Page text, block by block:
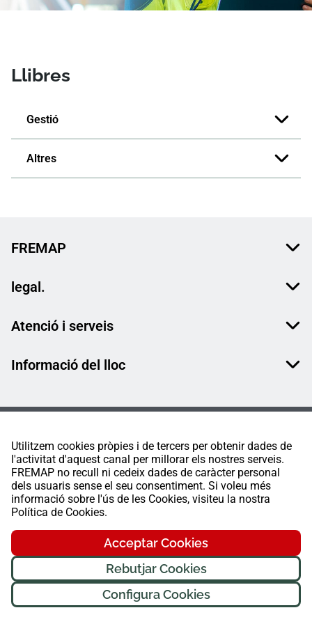
Utilitzem cookies pròpies i de tercers per obtenir dades de
l'activitat d'aquest canal per millorar els nostres serveis.
FREMAP no recull ni cedeix dades de caràcter personal
dels usuaris sense el seu consentiment. Si voleu més
informació sobre l'ús de les Cookies, visiteu la nostra
Política de Cookies.
Acceptar Cookies
Rebutjar Cookies
Configura Cookies
Llibres
Gestió
Altres
FREMAP
legal.
Atenció i serveis
Informació del lloc
FREMAP Ⓒ Tots els drets reservats